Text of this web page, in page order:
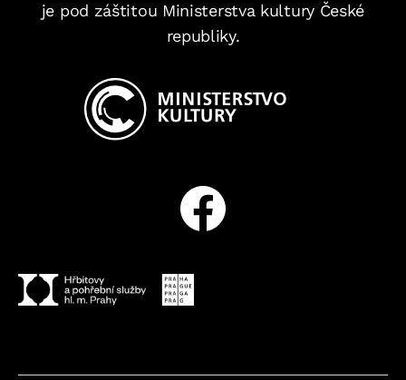
je pod záštitou Ministerstva kultury České
republiky.
Facebook